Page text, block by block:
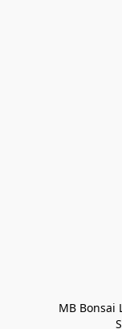
MB Bonsai